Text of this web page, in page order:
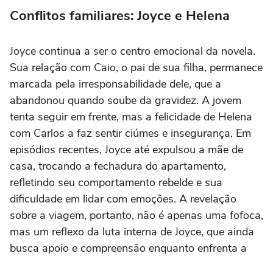
Conflitos familiares: Joyce e Helena
Joyce continua a ser o centro emocional da novela.
Sua relação com Caio, o pai de sua filha, permanece
marcada pela irresponsabilidade dele, que a
abandonou quando soube da gravidez. A jovem
tenta seguir em frente, mas a felicidade de Helena
com Carlos a faz sentir ciúmes e insegurança. Em
episódios recentes, Joyce até expulsou a mãe de
casa, trocando a fechadura do apartamento,
refletindo seu comportamento rebelde e sua
dificuldade em lidar com emoções. A revelação
sobre a viagem, portanto, não é apenas uma fofoca,
mas um reflexo da luta interna de Joyce, que ainda
busca apoio e compreensão enquanto enfrenta a